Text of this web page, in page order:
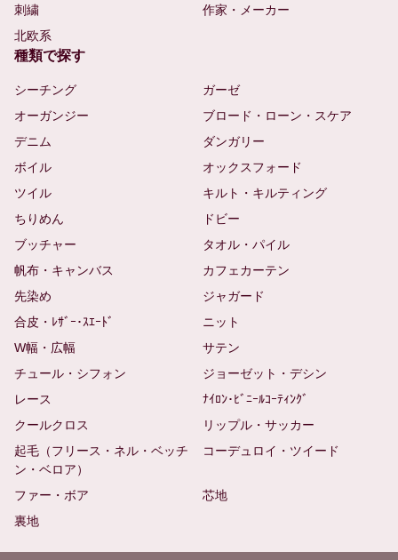
刺繍
作家・メーカー
北欧系
種類で探す
シーチング
ガーゼ
オーガンジー
ブロード・ローン・スケア
デニム
ダンガリー
ボイル
オックスフォード
ツイル
キルト・キルティング
ちりめん
ドビー
ブッチャー
タオル・パイル
帆布・キャンバス
カフェカーテン
先染め
ジャガード
合皮・ﾚｻﾞｰ･ｽｴｰﾄﾞ
ニット
W幅・広幅
サテン
チュール・シフォン
ジョーゼット・デシン
レース
ﾅｲﾛﾝ･ﾋﾞﾆｰﾙｺｰﾃｨﾝｸﾞ
クールクロス
リップル・サッカー
起毛（フリース・ネル・ベッチ
ン・ベロア）
コーデュロイ・ツイード
ファー・ボア
芯地
裏地